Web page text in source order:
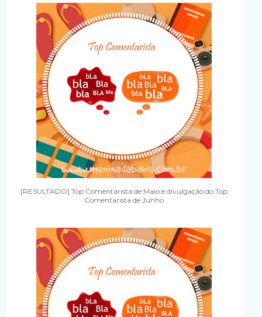
[RESULTADO] Top Comentarista de Maio e divulgação do Top
Comentarista de Junho